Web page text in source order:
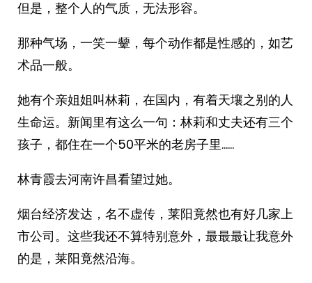
但是，整个人的气质，无法形容。
那种气场，一笑一颦，每个动作都是性感的，如艺
术品一般。
她有个亲姐姐叫林莉，在国内，有着天壤之别的人
生命运。新闻里有这么一句：林莉和丈夫还有三个
孩子，都住在一个50平米的老房子里……
林青霞去河南许昌看望过她。
烟台经济发达，名不虚传，莱阳竟然也有好几家上
市公司。这些我还不算特别意外，最最最让我意外
的是，莱阳竟然沿海。